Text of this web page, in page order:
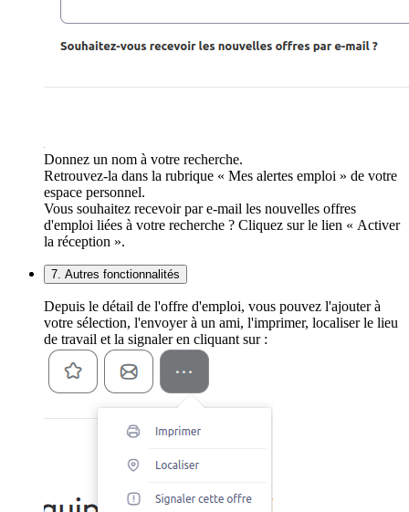
Donnez un nom à votre recherche.
Retrouvez-la dans la rubrique « Mes alertes emploi » de votre
espace personnel.
Vous souhaitez recevoir par e-mail les nouvelles offres
d'emploi liées à votre recherche ? Cliquez sur le lien « Activer
la réception ».
7. Autres fonctionnalités
Depuis le détail de l'offre d'emploi, vous pouvez l'ajouter à
votre sélection, l'envoyer à un ami, l'imprimer, localiser le lieu
de travail et la signaler en cliquant sur :